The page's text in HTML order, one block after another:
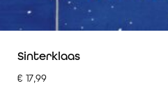
Sinterklaas
€ 17,99